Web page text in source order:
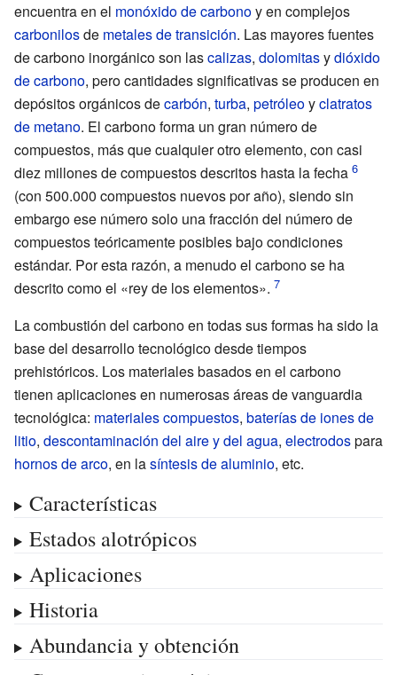
encuentra en el monóxido de carbonoy en complejos
carbonilosde metales de transición. Las mayores fuentes
de carbono inorgánico son lascalizas, dolomitasydióxido
de carbono, pero cantidades significativas se producen en
depósitos orgánicos decarbón, turba, petróleoyclatratos
de metano. El carbono forma un gran número de
compuestos, más que cualquier otro elemento, con casi
diez millones de compuestos descritos hasta la fecha
(con 500.000 compuestos nuevos por año), siendo sin
embargo ese número solo una fracción del número de
compuestos teóricamente posibles bajo condiciones
estándar. Por esta razón, a menudo el carbono se ha
descrito como el «rey de los elementos».
La combustión del carbono en todas sus formas ha sido la
base del desarrollo tecnológico desde tiempos
prehistóricos. Los materiales basados en el carbono
tienen aplicaciones en numerosas áreas de vanguardia
tecnológica: materiales compuestos, baterías de iones de
litio, descontaminación del aire y del agua, electrodospara
hornos de arco, en lasíntesis de aluminio, etc.
Características
Estados alotrópicos
Aplicaciones
Historia
Abundancia y obtención